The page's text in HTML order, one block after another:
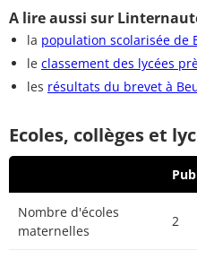
A lire aussi sur
la population scolarisée de
le classement des lycées
les résultats du brevet à
Ecoles, collèges et
Nombre d'écoles
maternelles
2